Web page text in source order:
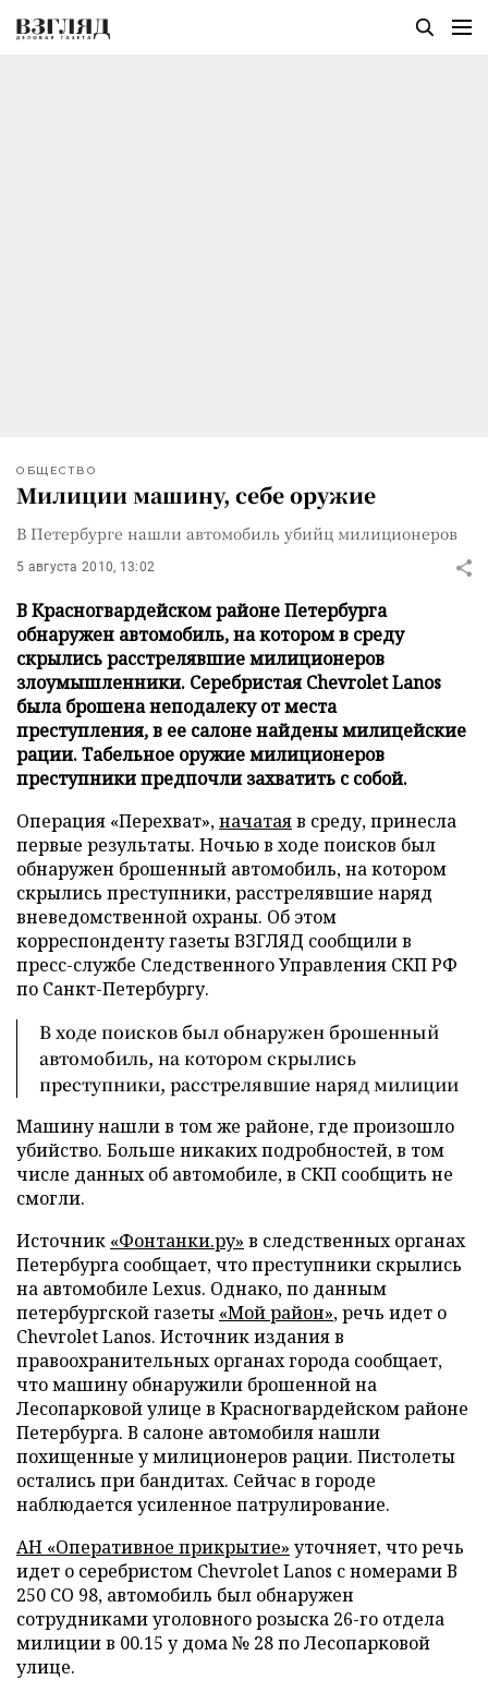
ОБЩЕСТВО
Милиции машину, себе оружие
В Петербурге нашли автомобиль убийц милиционеров
5 августа 2010, 13:02
В Красногвардейском районе Петербурга
обнаружен автомобиль, на котором в среду
скрылись расстрелявшие милиционеров
злоумышленники. Серебристая Chevrolet Lanos
была брошена неподалеку от места
преступления, в ее салоне найдены милицейские
рации. Табельное оружие милиционеров
преступники предпочли захватить с собой.
Операция «Перехват»,начатаяв среду, принесла
первые результаты. Ночью в ходе поисков был
обнаружен брошенный автомобиль, на котором
скрылись преступники, расстрелявшие наряд
вневедомственной охраны. Об этом
корреспонденту газеты ВЗГЛЯД сообщили в
пресс-службе Следственного Управления СКП РФ
по Санкт-Петербургу.
В ходе поисков был обнаружен брошенный
автомобиль, на котором скрылись
преступники, расстрелявшие наряд милиции
Машину нашли в том же районе, где произошло
убийство. Больше никаких подробностей, в том
числе данных об автомобиле, в СКП сообщить не
смогли.
Источник «Фонтанки.ру» в следственных органах
Петербурга сообщает, что преступники скрылись
на автомобиле Lexus. Однако, по данным
петербургской газеты «Мой район», речь идет о
Chevrolet Lanos. Источник издания в
правоохранительных органах города сообщает,
что машину обнаружили брошенной на
Лесопарковой улице в Красногвардейском районе
Петербурга. В салоне автомобиля нашли
похищенные у милиционеров рации. Пистолеты
остались при бандитах. Сейчас в городе
наблюдается усиленное патрулирование.
АН «Оперативное прикрытие» уточняет, что речь
идет о серебристом Chevrolet Lanos с номерами В
250 СО 98, автомобиль был обнаружен
сотрудниками уголовного розыска 26-го отдела
милиции в 00.15 у дома № 28 по Лесопарковой
улице.